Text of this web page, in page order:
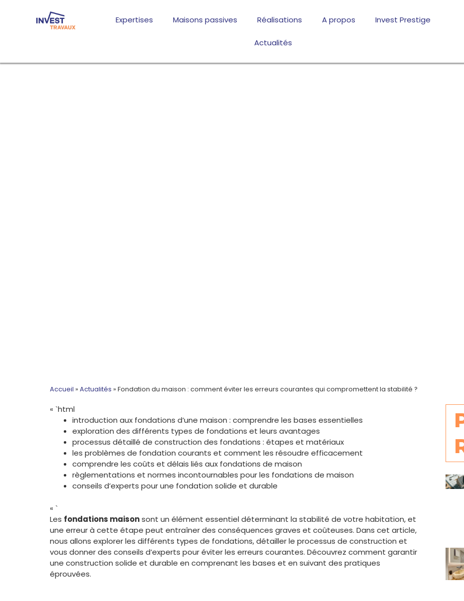
Expertises Maisons passives Réalisations A propos Invest Prestige
Actualités
Accueil » Actualités » Fondation du maison : comment éviter les erreurs courantes qui compromettent la stabilité ?
« `html
introduction aux fondations d’une maison : comprendre les bases essentielles
exploration des différents types de fondations et leurs avantages
processus détaillé de construction des fondations : étapes et matériaux
les problèmes de fondation courants et comment les résoudre efficacement
comprendre les coûts et délais liés aux fondations de maison
règlementations et normes incontournables pour les fondations de maison
conseils d’experts pour une fondation solide et durable
« `
Les fondations maisonsont un élément essentiel déterminant la stabilité de votre habitation, et
une erreur à cette étape peut entraîner des conséquences graves et coûteuses. Dans cet article,
nous allons explorer les différents types de fondations, détailler le processus de construction et
vous donner des conseils d’experts pour éviter les erreurs courantes. Découvrez comment garantir
une construction solide et durable en comprenant les bases et en suivant des pratiques
éprouvées.